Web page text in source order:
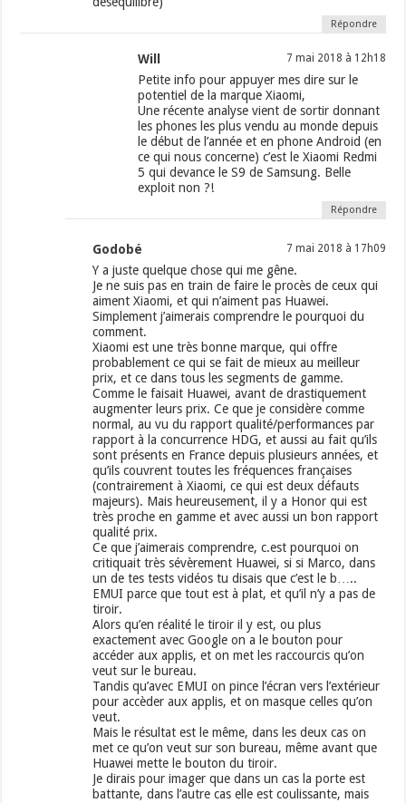
Répondre
Will 7 mai 2018 à 12h18
Petite info pour appuyer mes dire sur le
potentiel de la marque Xiaomi,
Une récente analyse vient de sortir donnant
les phones les plus vendu au monde depuis
le début de l’année et en phone Android (en
ce qui nous concerne) c’est le Xiaomi Redmi
5 qui devance le S9 de Samsung. Belle
exploit non ?!
Répondre
Godobé 7 mai 2018 à 17h09
Y a juste quelque chose qui me gêne.
Je ne suis pas en train de faire le procès de ceux qui
aiment Xiaomi, et qui n’aiment pas Huawei.
Simplement j’aimerais comprendre le pourquoi du
comment.
Xiaomi est une très bonne marque, qui offre
probablement ce qui se fait de mieux au meilleur
prix, et ce dans tous les segments de gamme.
Comme le faisait Huawei, avant de drastiquement
augmenter leurs prix. Ce que je considère comme
normal, au vu du rapport qualité/performances par
rapport à la concurrence HDG, et aussi au fait qu’ils
sont présents en France depuis plusieurs années, et
qu’ils couvrent toutes les fréquences françaises
(contrairement à Xiaomi, ce qui est deux défauts
majeurs). Mais heureusement, il y a Honor qui est
très proche en gamme et avec aussi un bon rapport
qualité prix.
Ce que j’aimerais comprendre, c.est pourquoi on
critiquait très sévèrement Huawei, si si Marco, dans
un de tes tests vidéos tu disais que c’est le b…..
EMUI parce que tout est à plat, et qu’il n’y a pas de
tiroir.
Alors qu’en réalité le tiroir il y est, ou plus
exactement avec Google on a le bouton pour
accéder aux applis, et on met les raccourcis qu’on
veut sur le bureau.
Tandis qu’avec EMUI on pince l’écran vers l’extérieur
pour accèder aux applis, et on masque celles qu’on
veut.
Mais le résultat est le même, dans les deux cas on
met ce qu’on veut sur son bureau, même avant que
Huawei mette le bouton du tiroir.
Je dirais pour imager que dans un cas la porte est
battante, dans l’autre cas elle est coulissante, mais